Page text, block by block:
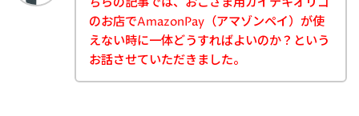
のお店でAmazonPay（アマゾンペイ）が使
えない時に一体どうすればよいのか？という
お話させていただきました。